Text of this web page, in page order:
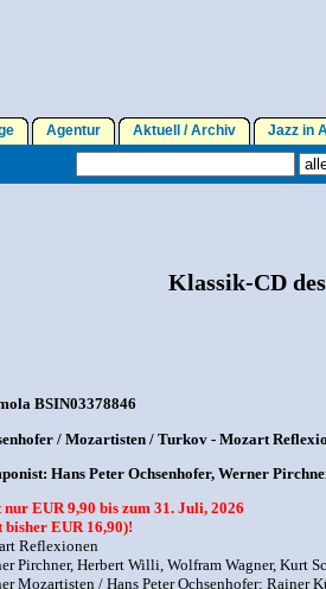
Agentur Aktuell / Archiv Jazz in
Klassik-CD
BSIN03378846
/ Mozartisten / Turkov - Mozart
Hans Peter Ochsenhofer, Werner
nur EUR 9,90 bis zum 31. Juli, 2026
bisher EUR 16,90)!
Reflexionen
Pirchner, Herbert Willi, Wolfram Wagner, Kurt
Mozartisten / Hans Peter Ochsenhofer; Rainer